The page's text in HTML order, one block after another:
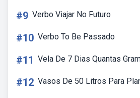
#9 Verbo Viajar No Futuro
#10 Verbo To Be Passado
#11 Vela De 7 Dias Quantas
#12 Vasos De 50 Litros Para